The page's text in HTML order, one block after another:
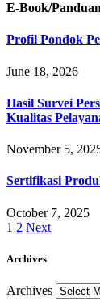
E-Book/Panduan
Profil Pondok
June 18, 2026
Hasil Survei
Kualitas
November 5,
Sertifikasi
October 7, 2025
1 2 Next
Archives
Archives